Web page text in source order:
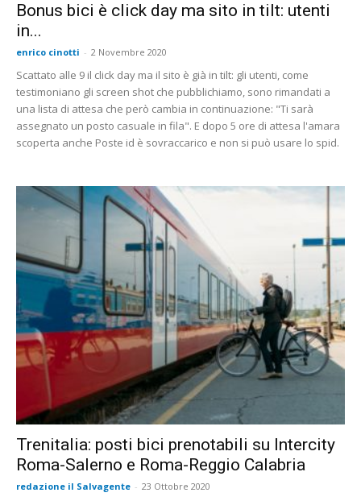
Bonus bici è click day ma sito in tilt: utenti
in...
enrico cinotti - 2 Novembre 2020
Scattato alle 9 il click day ma il sito è già in tilt: gli utenti, come
testimoniano gli screen shot che pubblichiamo, sono rimandati a
una lista di attesa che però cambia in continuazione: "Ti sarà
assegnato un posto casuale in fila". E dopo 5 ore di attesa l'amara
scoperta anche Poste id è sovraccarico e non si può usare lo spid.
Trenitalia: posti bici prenotabili su Intercity
Roma-Salerno e Roma-Reggio Calabria
redazione il Salvagente - 23 Ottobre 2020